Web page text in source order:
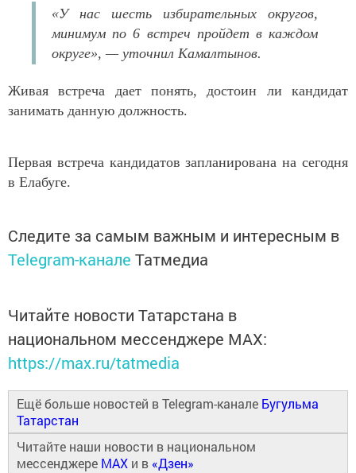
«У нас шесть избирательных округов,
минимум по 6 встреч пройдет в каждом
округе», — уточнил Камалтынов.
Живая встреча дает понять, достоин ли кандидат
занимать данную должность.
Первая встреча кандидатов запланирована на сегодня
в Елабуге.
Следите за самым важным и интересным в
Telegram-канале Татмедиа
Читайте новости Татарстана в
национальном мессенджере MАХ:
https://max.ru/tatmedia
Ещё больше новостей в Telegram-канале Бугульма
Татарстан
Читайте наши новости в национальном
мессенджере MAX и в «Дзен»